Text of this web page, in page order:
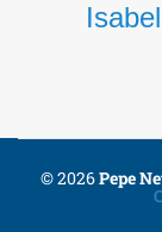
© 2026Pepe